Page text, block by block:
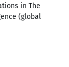
in The
(global